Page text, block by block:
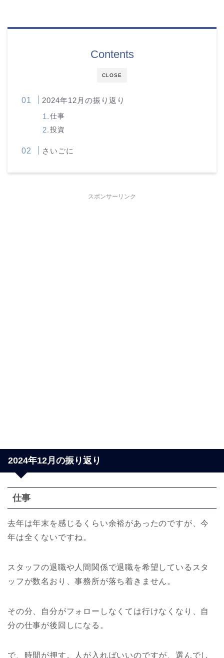
CLOSE
Contents
2024年12月の振り返り
仕事
投資
さいごに
スポンサーリンク
2024年12月の振り返り
仕事
去年は年末を感じるくらい余裕があったのですが、今
年は全くないですね。
スタッフの退職や人間関係で退職を希望しているスタ
ッフが数名おり、事務所が落ち着きません。
その分、自分がフォローしなくては行けなくなり、自
分の仕事が後回しになる。
で、時間が押す。人が入ればいいのですが、選んでし